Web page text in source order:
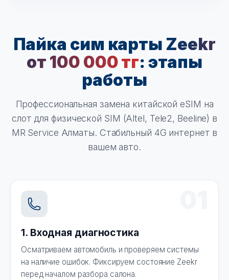
Пайка сим карты Zeekr
от 100 000 тг: этапы
работы
Профессиональная замена китайской eSIM на
слот для физической SIM (Altel, Tele2, Beeline) в
MR Service Алматы. Стабильный 4G интернет в
вашем авто.
1. Входная диагностика
Осматриваем автомобиль и проверяем системы
на наличие ошибок. Фиксируем состояние Zeekr
перед началом разбора салона.